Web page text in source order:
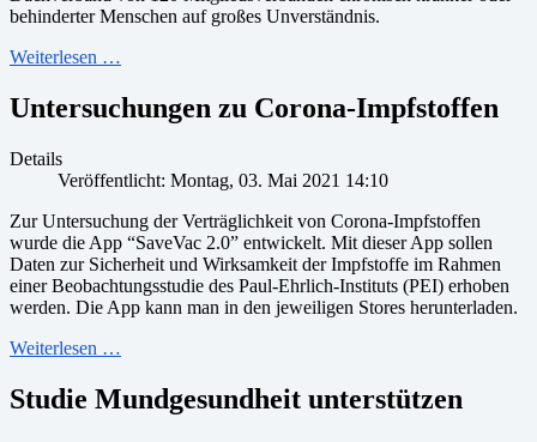
behinderter Menschen auf großes Unverständnis.
Weiterlesen …
Untersuchungen zu Corona-Impfstoffen
Details
Veröffentlicht: Montag, 03. Mai 2021 14:10
Zur Untersuchung der Verträglichkeit von Corona-Impfstoffen
wurde die App “SaveVac 2.0” entwickelt. Mit dieser App sollen
Daten zur Sicherheit und Wirksamkeit der Impfstoffe im Rahmen
einer Beobachtungsstudie des Paul-Ehrlich-Instituts (PEI) erhoben
werden. Die App kann man in den jeweiligen Stores herunterladen.
Weiterlesen …
Studie Mundgesundheit unterstützen